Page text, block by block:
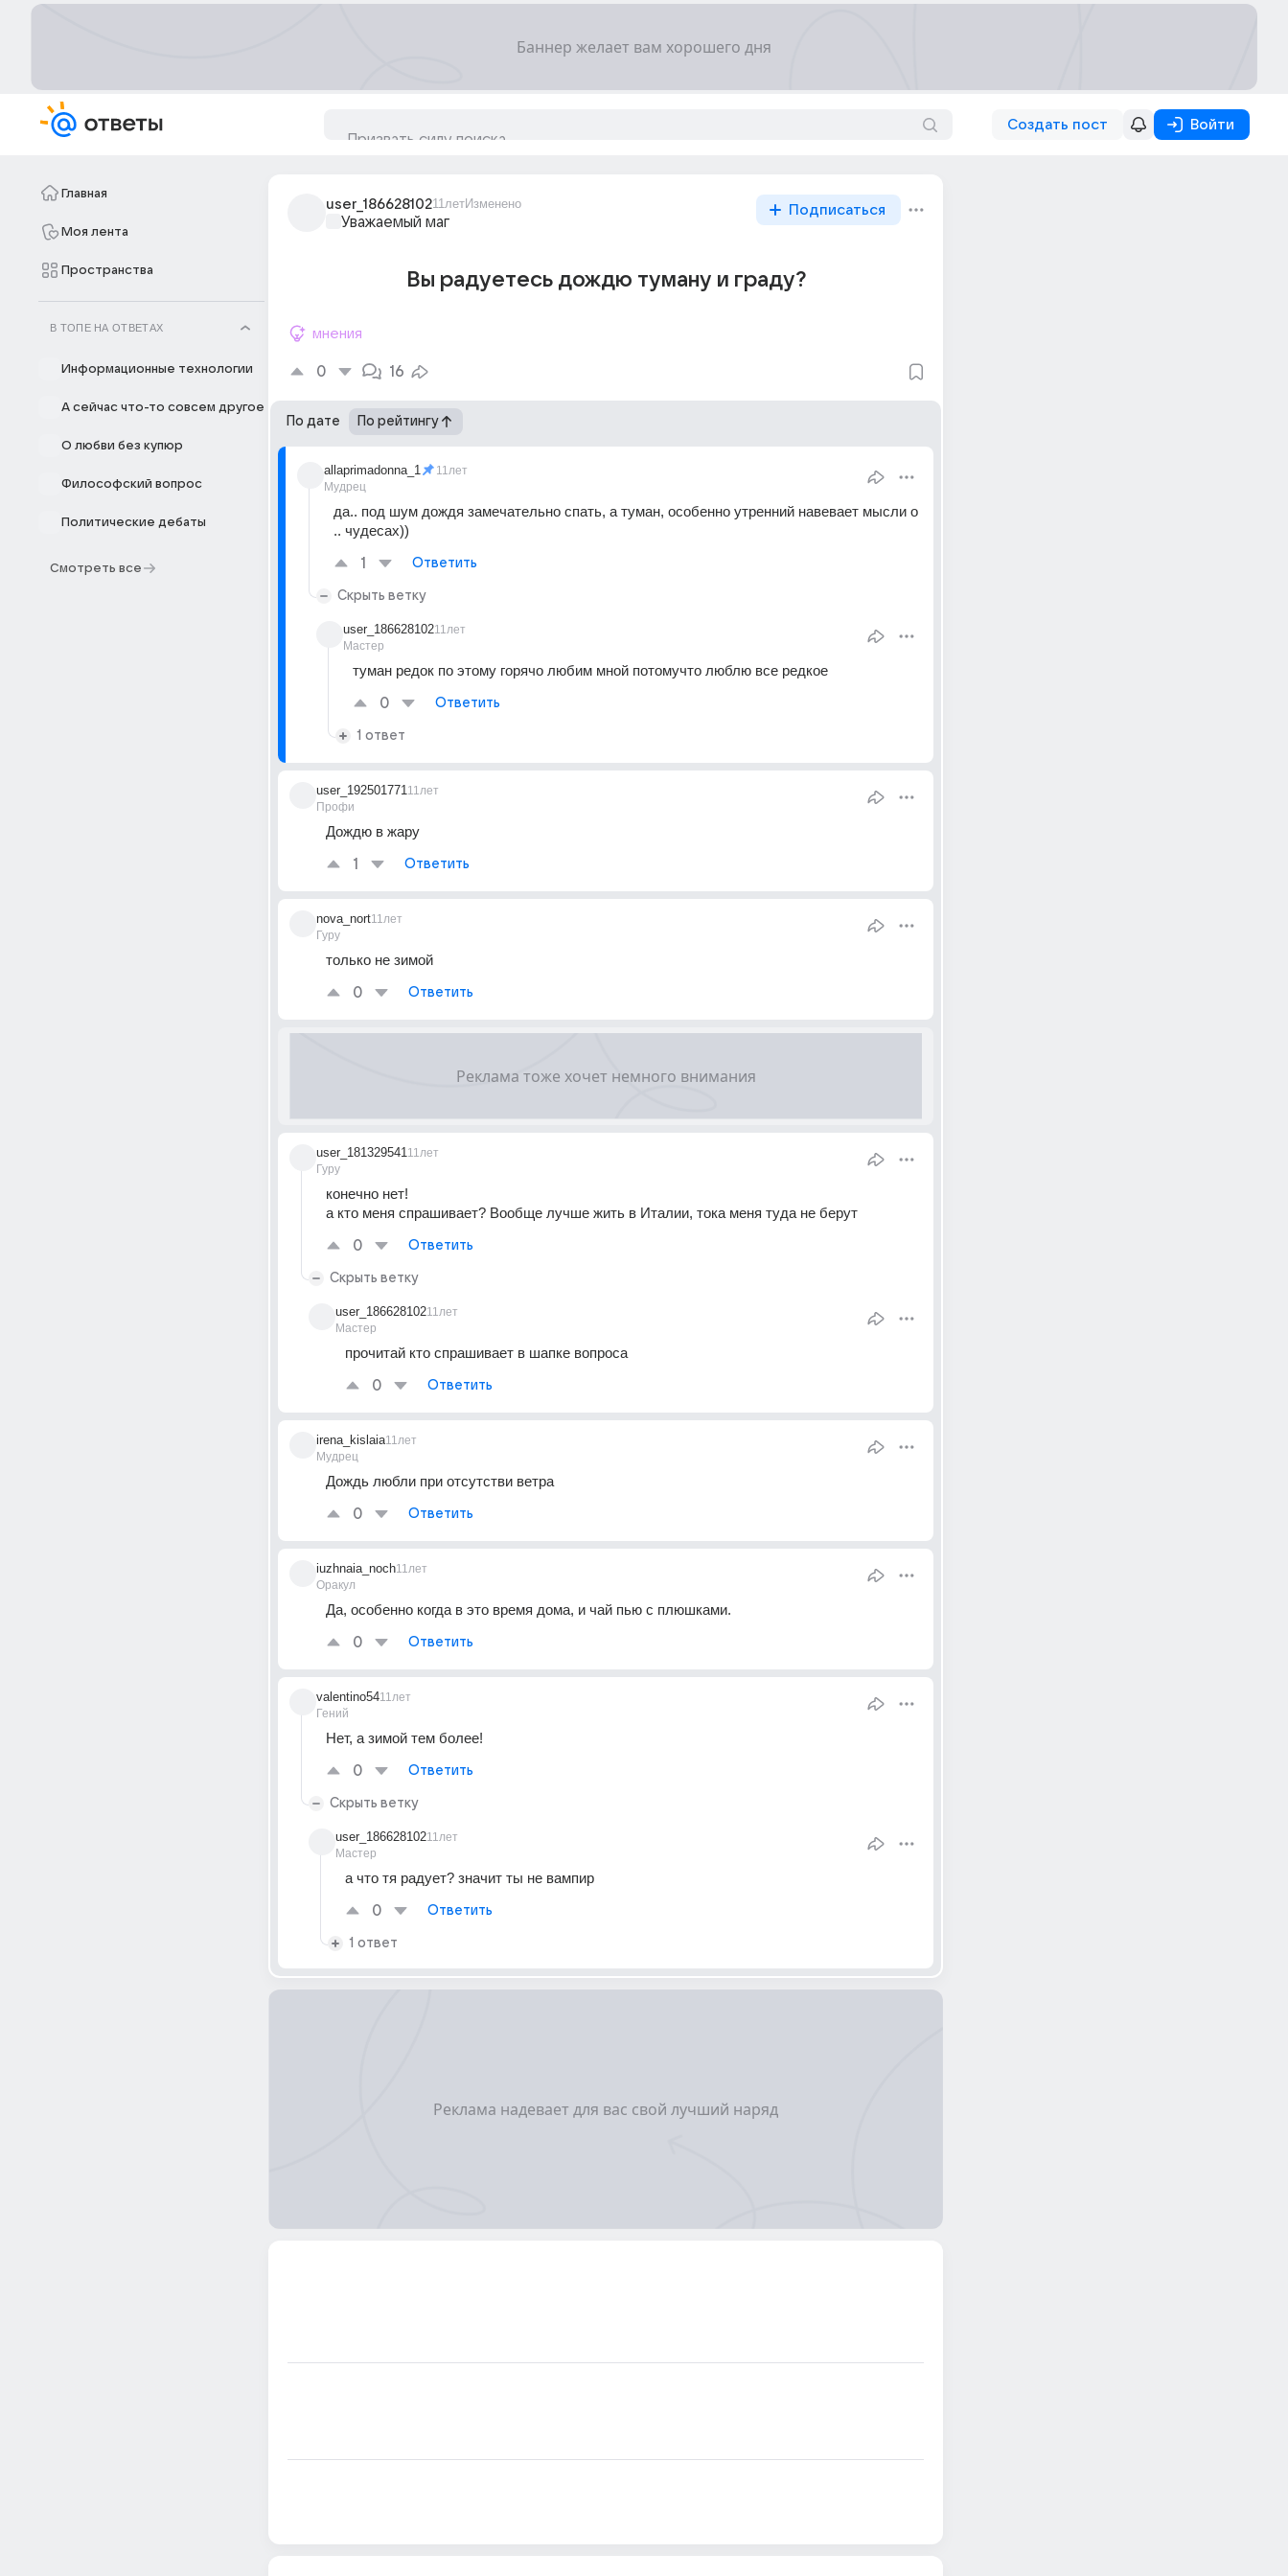
Создать пост Войти
Главная
Моя лента
Пространства
В ТОПЕ НА ОТВЕТАХ
Информационные технологии
А сейчас что-то совсем другое
О любви без купюр
Философский вопрос
Политические дебаты
Смотреть все
user_18662810211летИзменено
Уважаемый маг
Подписаться
Вы радуетесь дождю туману и граду?
мнения
0 16
По дате По рейтингу
allaprimadonna_1
Мудрец
11лет
да.. под шум дождя замечательно спать, а туман, особенно утренний навевает мысли о
.. чудесах))
1 Ответить
Скрыть ветку
user_186628102
Мастер
11лет
туман редок по этому горячо любим мной потомучто люблю все редкое
0 Ответить
1 ответ
user_192501771
Профи
11лет
Дождю в жару
1 Ответить
nova_nort
Гуру
11лет
только не зимой
0 Ответить
user_181329541
Гуру
11лет
конечно нет!
а кто меня спрашивает? Вообще лучше жить в Италии, тока меня туда не берут
0 Ответить
Скрыть ветку
user_186628102
Мастер
11лет
прочитай кто спрашивает в шапке вопроса
0 Ответить
irena_kislaia
Мудрец
11лет
Дождь любли при отсутстви ветра
0 Ответить
iuzhnaia_noch
Оракул
11лет
Да, особенно когда в это время дома, и чай пью с плюшками.
0 Ответить
valentino54
Гений
11лет
Нет, а зимой тем более!
0 Ответить
Скрыть ветку
user_186628102
Мастер
11лет
а что тя радует? значит ты не вампир
0 Ответить
1 ответ